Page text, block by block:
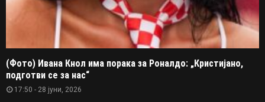
(Фото) Ивана Кнол има порака за Роналдо: „Кристијано,
подготви се за нас“
17:50 - 28 јуни, 2026